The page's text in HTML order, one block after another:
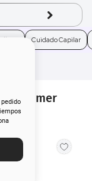
Cuidado Capilar
Summer